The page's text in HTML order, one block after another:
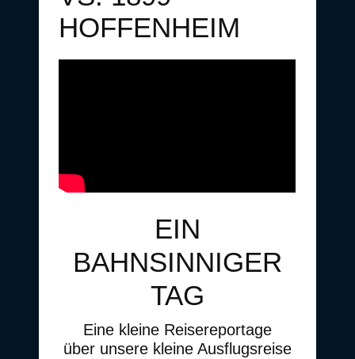
HOFFENHEIM
EIN
BAHNSINNIGER
TAG
Eine kleine Reisereportage
über unsere kleine Ausflugsreise